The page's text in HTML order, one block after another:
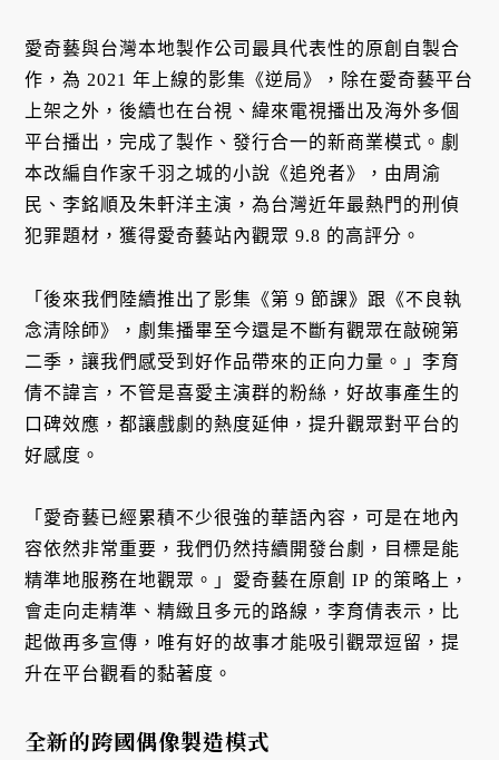
愛奇藝與台灣本地製作公司最具代表性的原創自製合
作，為 2021 年上線的影集《逆局》，除在愛奇藝平台
上架之外，後續也在台視、緯來電視播出及海外多個
平台播出，完成了製作、發行合一的新商業模式。劇
本改編自作家千羽之城的小說《追兇者》，由周渝
民、李銘順及朱軒洋主演，為台灣近年最熱門的刑偵
犯罪題材，獲得愛奇藝站內觀眾 9.8 的高評分。
「後來我們陸續推出了影集《第 9 節課》跟《不良執
念清除師》，劇集播畢至今還是不斷有觀眾在敲碗第
二季，讓我們感受到好作品帶來的正向力量。」李育
倩不諱言，不管是喜愛主演群的粉絲，好故事產生的
口碑效應，都讓戲劇的熱度延伸，提升觀眾對平台的
好感度。
「愛奇藝已經累積不少很強的華語內容，可是在地內
容依然非常重要，我們仍然持續開發台劇，目標是能
精準地服務在地觀眾。」愛奇藝在原創 IP 的策略上，
會走向走精準、精緻且多元的路線，李育倩表示，比
起做再多宣傳，唯有好的故事才能吸引觀眾逗留，提
升在平台觀看的黏著度。
全新的跨國偶像製造模式